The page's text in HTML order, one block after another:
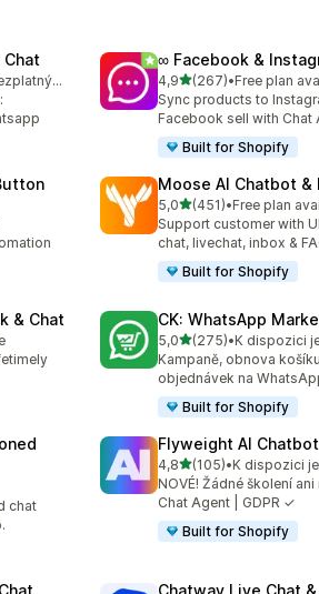
K dispozici je bezplatný plán
∞ Facebook &
4,9z 5 hvězd
(267)
Celkový počet recenzí:
•Free plan
Sync products to
Facebook sell with Chat
Built for Shopify
Moose AI Chatbot &
5,0z 5 hvězd
(451)
Celkový počet recenzí:
•Free plan
Support customer with
chat, livechat, inbox &
Built for Shopify
& Chat CK: WhatsApp
5,0z 5 hvězd
(275)
Celkový počet recenzí:
•
Kampaně, obnova
objednávek na
Built for Shopify
chat
Flyweight AI
4,8z 5 hvězd
(105)
Celkový počet recenzí:
•
NOVÉ! Žádné školení
Chat Agent | GDPR ✓
Built for Shopify
Chatway Live Chat